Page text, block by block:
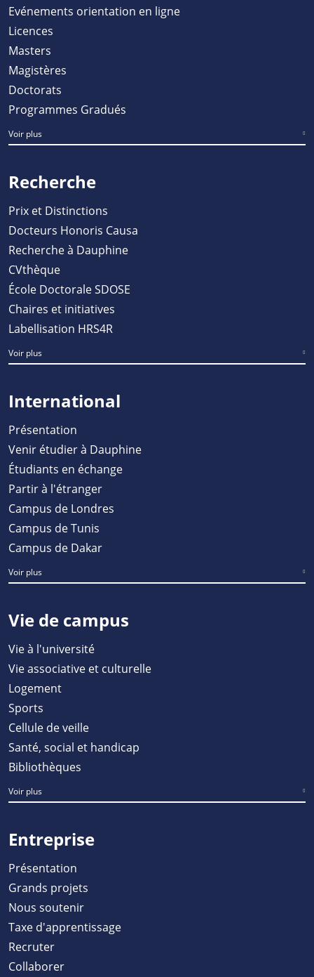
Evénements orientation en ligne
Licences
Masters
Magistères
Doctorats
Programmes Gradués
Voir plus
Recherche
Prix et Distinctions
Docteurs Honoris Causa
Recherche à Dauphine
CVthèque
École Doctorale SDOSE
Chaires et initiatives
Labellisation HRS4R
Voir plus
International
Présentation
Venir étudier à Dauphine
Étudiants en échange
Partir à l'étranger
Campus de Londres
Campus de Tunis
Campus de Dakar
Voir plus
Vie de campus
Vie à l'université
Vie associative et culturelle
Logement
Sports
Cellule de veille
Santé, social et handicap
Bibliothèques
Voir plus
Entreprise
Présentation
Grands projets
Nous soutenir
Taxe d'apprentissage
Recruter
Collaborer